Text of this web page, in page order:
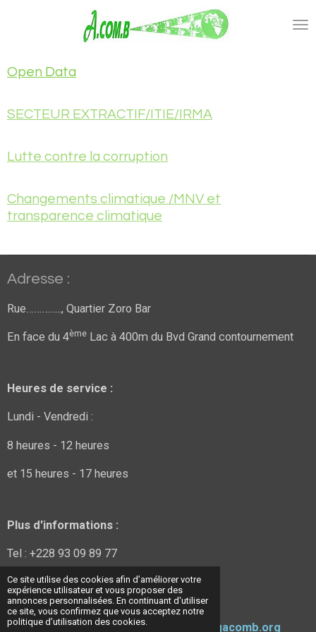
Ce site utilise des cookies afin d’améliorer votre
expérience utilisateur et vous proposer des
annonces personnalisées. En continuant d'utiliser
ce site, vous confirmez que vous acceptez notre
politique d’utilisation des cookies.
Open Data
SECTEUR EXTRACTIF/ITIE/IRMA
Lutte contre la corruption
Changements climatique /MNV et
transparence climatique
Adresse :
Rue………….., Quartier Zoro Bar
En face du 4ème Lac à 400m du Bvd Grand contournement
Heures de service :
Lundi - Vendredi :
8 heures - 12 heures
et 15 heures - 17 heures
Plus d'informations :
Tel : +228 93 09 89 77
Tel : +228 98 48 38 48
E-mail :acomb9@hotmail.com
/ongacombtogo@gmail.com info@ongacomb.org